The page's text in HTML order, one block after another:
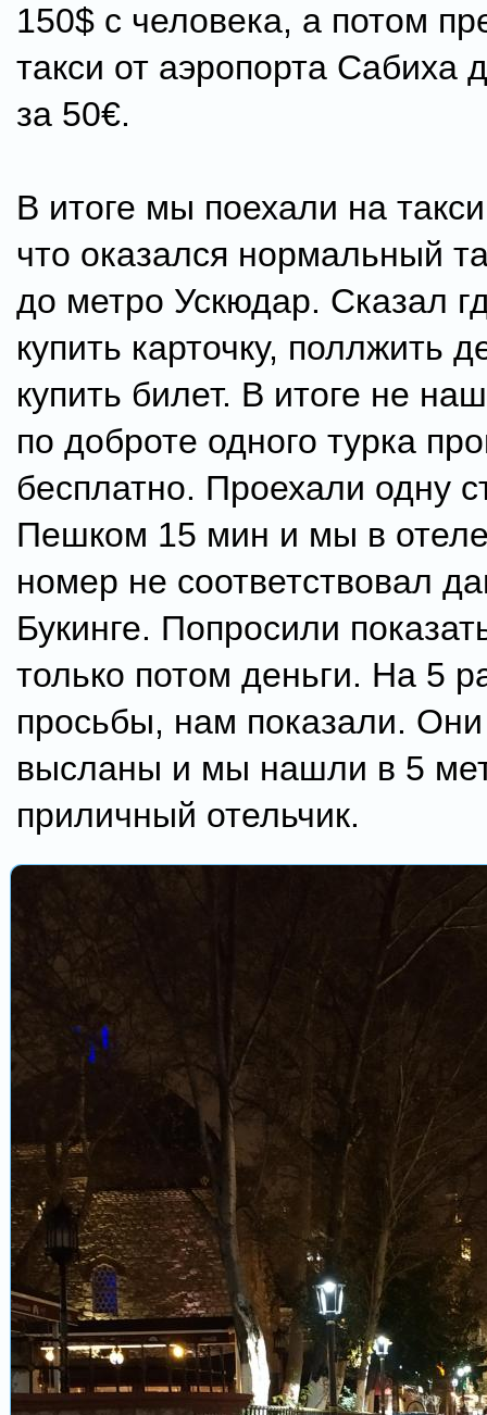
150$ с человека, а потом
такси от аэропорта Сабиха
за 50€.
В итоге мы поехали на
что оказался нормальный
до метро Ускюдар. Сказал
купить карточку, поллжить
купить билет. В итоге не
по доброте одного турка
бесплатно. Проехали одну
Пешком 15 мин и мы в
номер не соответствовал
Букинге. Попросили
только потом деньги. На 5
просьбы, нам показали.
высланы и мы нашли в 5
приличный отельчик.